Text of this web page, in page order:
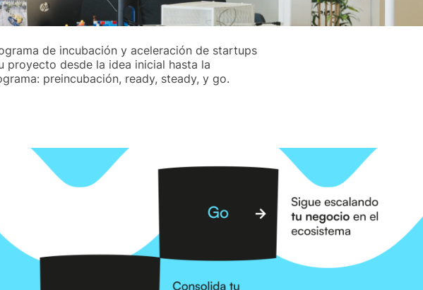
de incubación y aceleración de startups
proyecto desde la idea inicial hasta la
preincubación, ready, steady, y go.